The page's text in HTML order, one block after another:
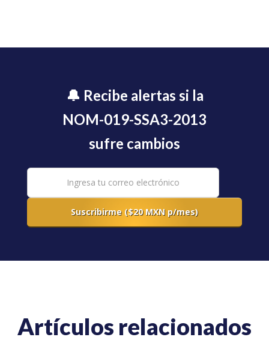
🔔 Recibe alertas si la
NOM-019-SSA3-2013
sufre cambios
Artículos relacionados